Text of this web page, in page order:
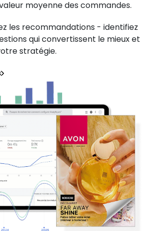
moyenne des commandes.
les recommandations - identifiez
qui convertissent le mieux et
stratégie.